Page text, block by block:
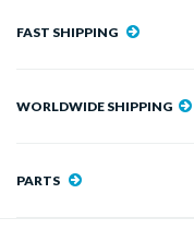
FAST SHIPPING
WORLDWIDE SHIPPING
PARTS